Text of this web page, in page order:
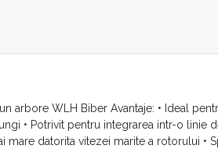
arbore WLH Biber Avantaje: • Ideal
• Potrivit pentru integrarea intr-o linie
mare datorita vitezei marite a rotorului •